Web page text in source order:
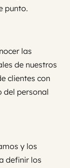
punto.
las
de nuestros
clientes con
del personal
y los
definir los